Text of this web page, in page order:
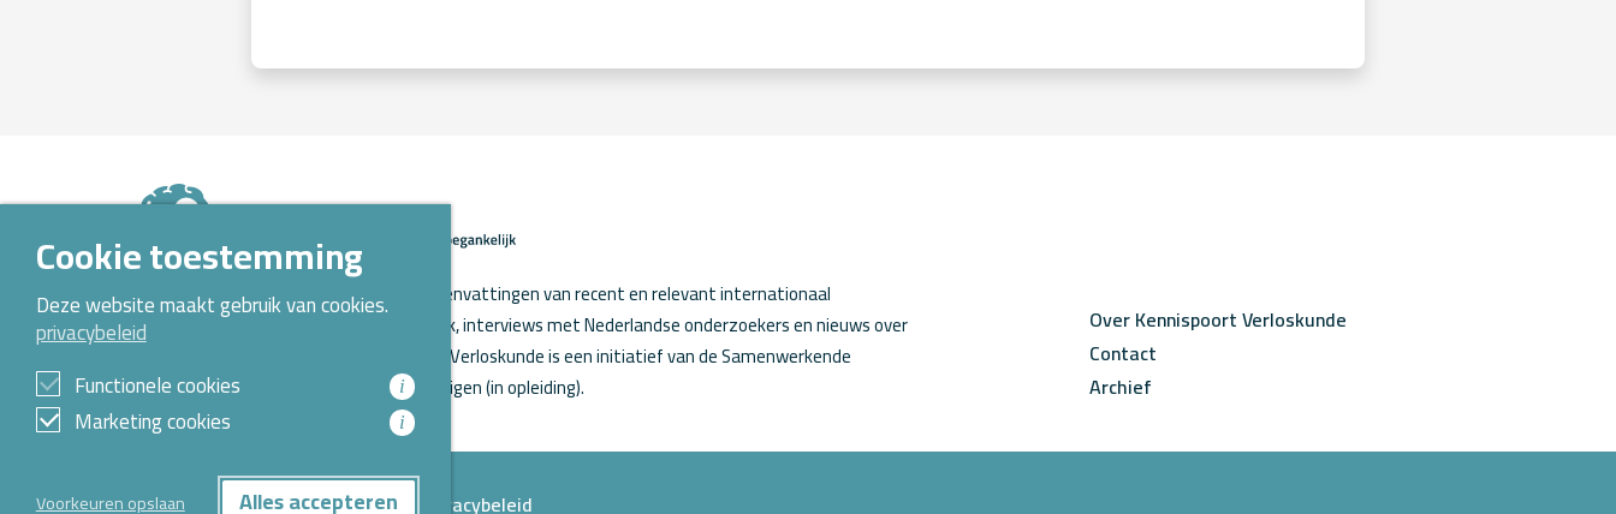
Op Kennispoort Verloskunde vind je samenvattingen van recent en relevant internationaal
verloskundig wetenschappelijk onderzoek, interviews met Nederlandse onderzoekers en nieuws over
o.a. aanstaande promoties. Kennispoort Verloskunde is een initiatief van de Samenwerkende
Opleidingen Verloskunde voor verloskundigen (in opleiding).
Over Kennispoort Verloskunde
Contact
Archief
© 2026 Alle rechten voorbehouden Privacybeleid
Cookie toestemming
Deze website maakt gebruik van cookies.
privacybeleid
Functionele cookies
i
Marketing cookies i
Voorkeuren opslaan Alles accepteren